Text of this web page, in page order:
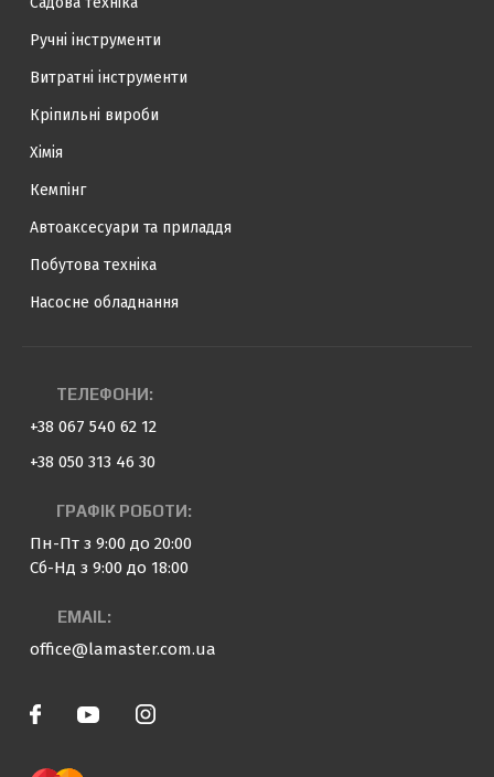
Ручні інструменти
Витратні інструменти
Кріпильні вироби
Хімія
Кемпінг
Автоаксесуари та приладдя
Побутова техніка
Насосне обладнання
ТЕЛЕФОНИ:
+38 067 540 62 12
+38 050 313 46 30
ГРАФІК РОБОТИ:
Пн-Пт з 9:00 до 20:00
Сб-Нд з 9:00 до 18:00
EMAIL:
office@lamaster.com.ua